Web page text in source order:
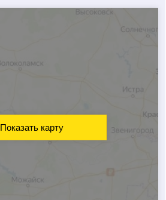
Показать карту